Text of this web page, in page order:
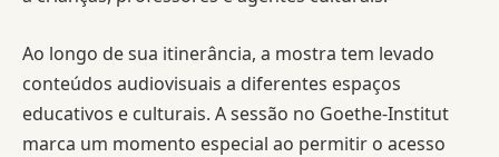
Ao longo de sua itinerância, a mostra tem levado
conteúdos audiovisuais a diferentes espaços
educativos e culturais. A sessão no Goethe-Institut
marca um momento especial ao permitir o acesso